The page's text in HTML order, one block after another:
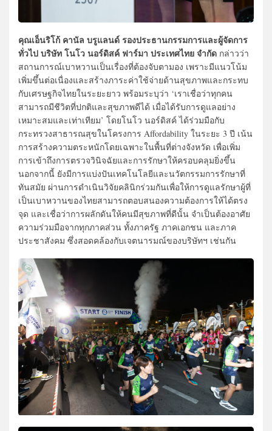
คุณเอ็นริโก้ คานัล บรูแลนด์ รองประธานกรรมการและผู้จัดการ
ทั่วไป บริษัท โนโว นอร์ดิสค์ ฟาร์มา ประเทศไทย จำกัด กล่าวว่า
สถานการณ์เบาหวานเป็นเรื่องที่ต้องจับตามอง เพราะมีแนวโน้ม
เพิ่มขึ้นต่อเนื่องและสร้างภาระค่าใช้จ่ายด้านสุขภาพและกระทบ
กับเศรษฐกิจไทยในระยะยาว พร้อมระบุว่า ‘เราเชื่อว่าทุกคน
สามารถมีชีวิตที่ปกติและสุขภาพดีได้ เมื่อได้รับการดูแลอย่าง
เหมาะสมและเท่าเทียม’ โดยโนโว นอร์ดิสค์ ได้ร่วมมือกับ
กระทรวงสาธารณสุขในโครงการ Affordability ในระยะ 3 ปี เน้น
การสร้างความตระหนักโดยเฉพาะในพื้นที่ต่างจังหวัด เพื่อเพิ่ม
การเข้าถึงการตรวจวินิจฉัยและการรักษาให้ครอบคลุมยิ่งขึ้น
นอกจากนี้ ยังมีการแบ่งปันเทคโนโลยีและนวัตกรรมการรักษาที่
ทันสมัย ผ่านการดำเนินวิจัยคลินิกร่วมกันเพื่อให้การดูแลรักษาผู้ที่
เป็นเบาหวานของไทยสามารถตอบสนองความต้องการให้ได้ตรง
จุด และเชื่อว่าการผลักดันให้คนมีสุขภาพที่ดีนั้น จำเป็นต้องอาศัย
ความร่วมมือจากทุกภาคส่วน ทั้งภาครัฐ ภาคเอกชน และภาค
ประชาสังคม ซึ่งสอดคล้องกับเจตนารมณ์ของบริษัทฯ เช่นกัน